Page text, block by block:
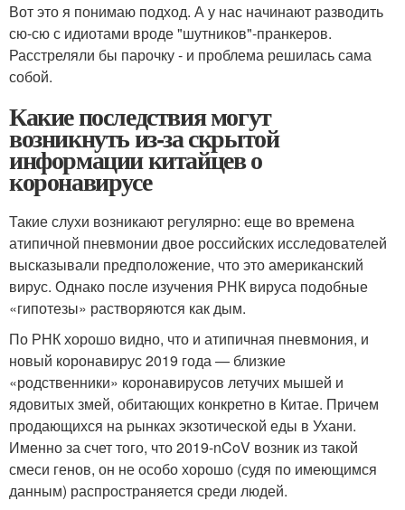
Вот это я понимаю подход. А у нас начинают разводить
сю-сю с идиотами вроде "шутников"-пранкеров.
Расстреляли бы парочку - и проблема решилась сама
собой.
Какие последствия могут
возникнуть из-за скрытой
информации китайцев о
коронавирусе
Такие слухи возникают регулярно: еще во времена
атипичной пневмонии двое российских исследователей
высказывали предположение, что это американский
вирус. Однако после изучения РНК вируса подобные
«гипотезы» растворяются как дым.
По РНК хорошо видно, что и атипичная пневмония, и
новый коронавирус 2019 года — близкие
«родственники» коронавирусов летучих мышей и
ядовитых змей, обитающих конкретно в Китае. Причем
продающихся на рынках экзотической еды в Ухани.
Именно за счет того, что 2019-nCoV возник из такой
смеси генов, он не особо хорошо (судя по имеющимся
данным) распространяется среди людей.